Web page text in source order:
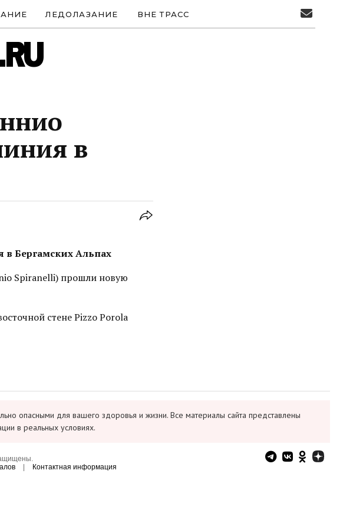
ЛЕДОЛАЗАНИЕ ВНЕ ТРАСС
в
Бергамских Альпах
Spiranelli) прошли новую
стене Pizzo Porola
опасными для вашего здоровья и жизни. Все материалы сайта представлены
в реальных условиях.
Контактная информация